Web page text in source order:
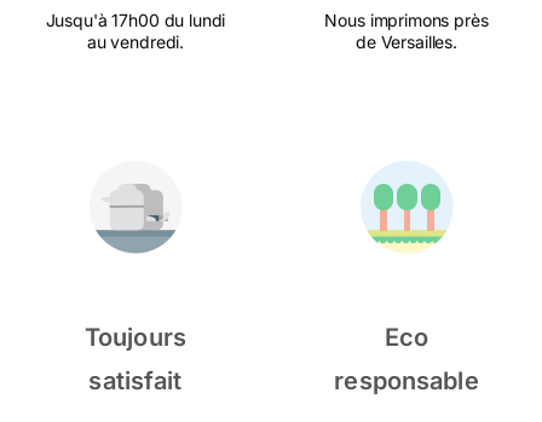
Jusqu'à 17h00 du lundi
au vendredi.
Nous imprimons près
de Versailles.
Toujours
satisfait
Eco
responsable